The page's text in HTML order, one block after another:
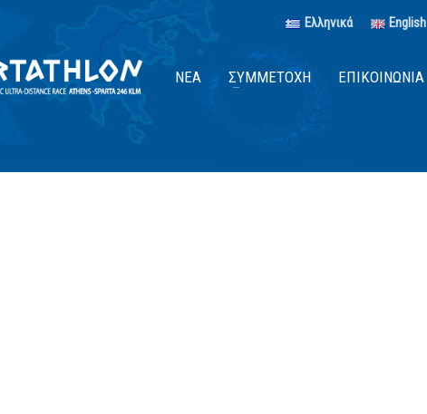
Ελληνικά English
ΝΈΑ ΣΥΜΜΕΤΟΧΉ ΕΠΙΚΟΙΝΩΝΊΑ